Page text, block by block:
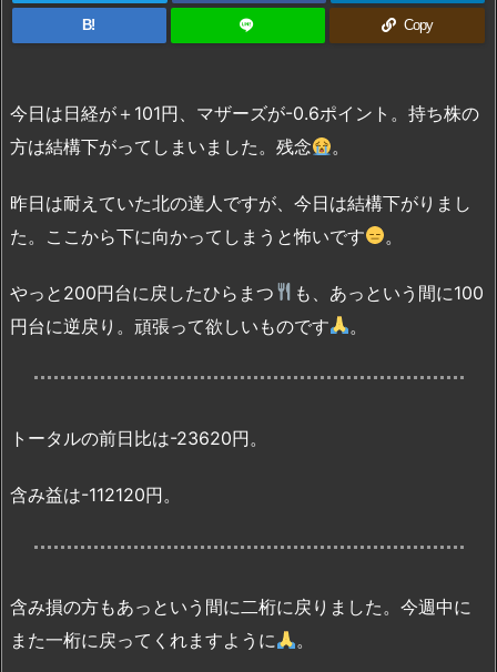
B! Copy
今日は日経が＋101円、マザーズが-0.6ポイント。持ち株の
方は結構下がってしまいました。残念
。
昨日は耐えていた北の達人ですが、今日は結構下がりまし
た。ここから下に向かってしまうと怖いです
。
やっと200円台に戻したひらまつ
も、あっという間に100
円台に逆戻り。頑張って欲しいものです
。
トータルの前日比は-23620円。
含み益は-112120円。
含み損の方もあっという間に二桁に戻りました。今週中に
また一桁に戻ってくれますように
。